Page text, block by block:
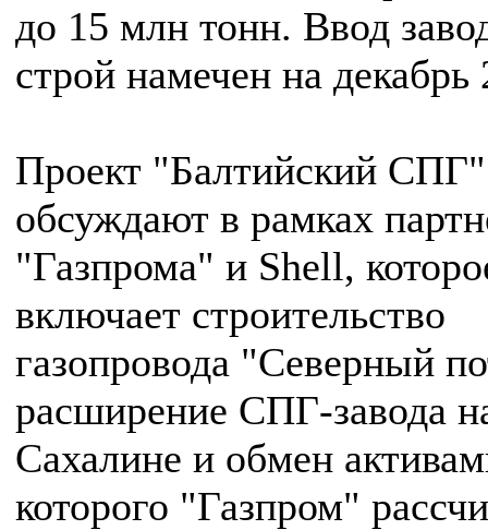
до 15 млн тонн. Ввод
строй намечен на декабрь
Проект "Балтийский СПГ"
обсуждают в рамках
"Газпрома" и Shell,
включает строительство
газопровода "Северный
расширение СПГ-завода
Сахалине и обмен
которого "Газпром"